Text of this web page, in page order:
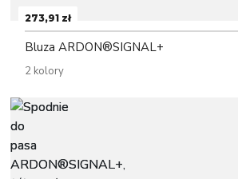
273,91 zł
Bluza ARDON®SIGNAL+
2 kolory